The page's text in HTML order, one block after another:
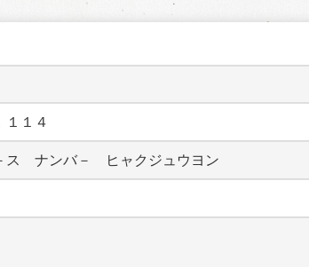
１４
　ナンバ－　ヒャクジュウヨン